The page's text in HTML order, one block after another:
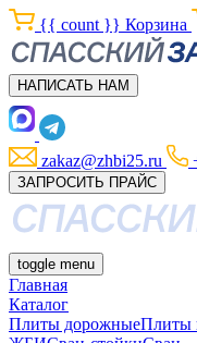
{{ count }} Корзина
НАПИСАТЬ НАМ
zakaz@zhbi25.ru
ЗАПРОСИТЬ ПРАЙС
toggle menu
Главная
Каталог
Плиты дорожныеПлиты